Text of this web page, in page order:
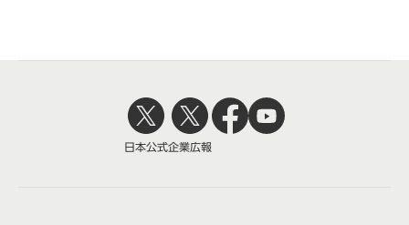
日本公式企業広報